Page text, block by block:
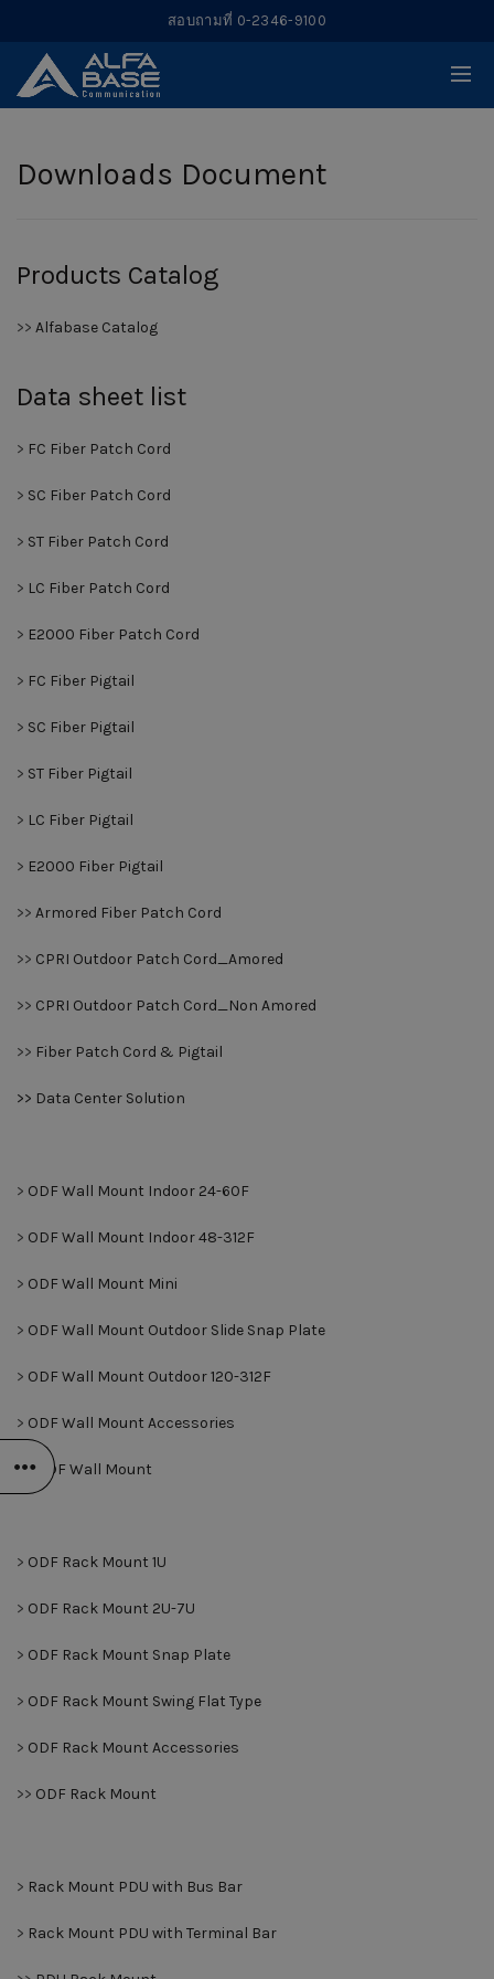
สอบถามที่ 0-2346-9100
Downloads Document
Products Catalog
>> Alfabase Catalog
Data sheet list
> FC Fiber Patch Cord
> SC Fiber Patch Cord
> ST Fiber Patch Cord
> LC Fiber Patch Cord
> E2000 Fiber Patch Cord
> FC Fiber Pigtail
> SC Fiber Pigtail
> ST Fiber Pigtail
> LC Fiber Pigtail
> E2000 Fiber Pigtail
>> Armored Fiber Patch Cord
>> CPRI Outdoor Patch Cord_Amored
>> CPRI Outdoor Patch Cord_Non Amored
>> Fiber Patch Cord & Pigtail
>> Data Center Solution
> ODF Wall Mount Indoor 24-60F
> ODF Wall Mount Indoor 48-312F
> ODF Wall Mount Mini
> ODF Wall Mount Outdoor Slide Snap Plate
> ODF Wall Mount Outdoor 120-312F
> ODF Wall Mount Accessories
>>ODF Wall Mount
> ODF Rack Mount 1U
> ODF Rack Mount 2U-7U
> ODF Rack Mount Snap Plate
> ODF Rack Mount Swing Flat Type
> ODF Rack Mount Accessories
>> ODF Rack Mount
> Rack Mount PDU with Bus Bar
> Rack Mount PDU with Terminal Bar